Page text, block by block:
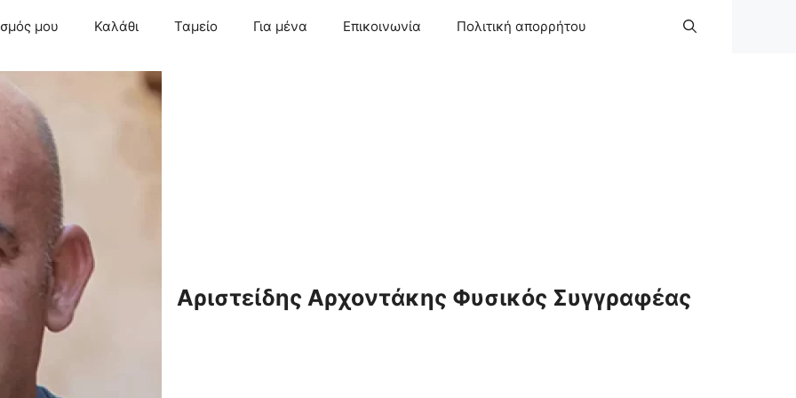
μου Καλάθι Ταμείο Για μένα Επικοινωνία Πολιτική απορρήτου
Αριστείδης Αρχοντάκης Φυσικός Συγγραφέας